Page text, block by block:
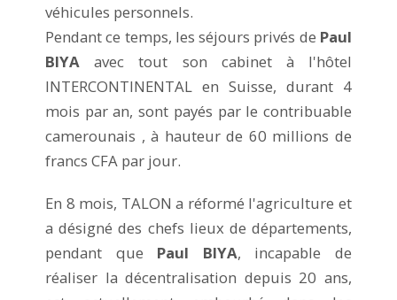
véhicules personnels.
Pendant ce temps, les séjours privés de Paul
BIYA avec tout son cabinet à l'hôtel
INTERCONTINENTAL en Suisse, durant 4
mois par an, sont payés par le contribuable
camerounais , à hauteur de 60 millions de
francs CFA par jour.
En 8 mois, TALON a réformé l'agriculture et
a désigné des chefs lieux de départements,
pendant que Paul BIYA, incapable de
réaliser la décentralisation depuis 20 ans,